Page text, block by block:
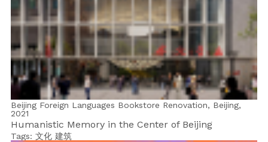
Beijing Foreign Languages Bookstore Renovation, Beijing,
2021
Humanistic Memory in the Center of Beijing
Tags: 文化 建筑